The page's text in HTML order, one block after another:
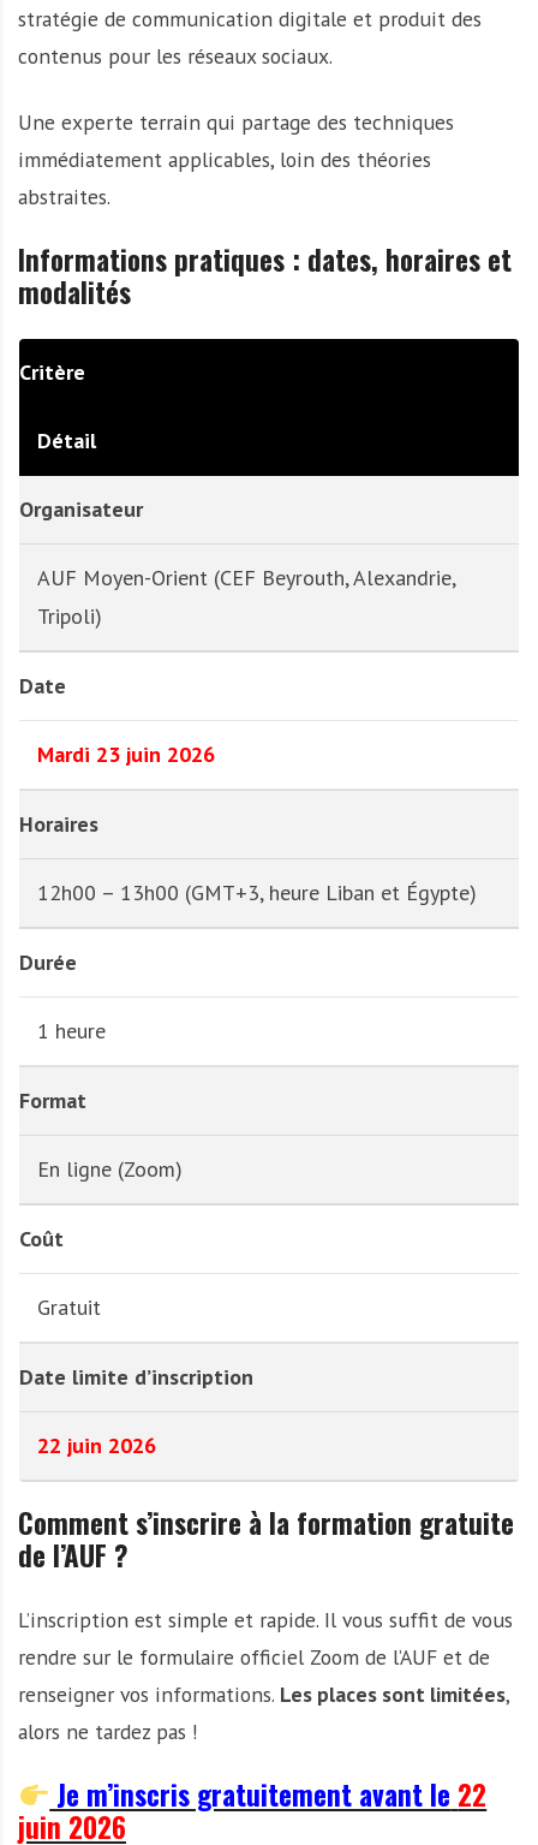
stratégie de communication digitale et produit des
contenus pour les réseaux sociaux.
Une experte terrain qui partage des techniques
immédiatement applicables, loin des théories
abstraites.
Informations pratiques : dates, horaires et
modalités
Critère
Détail
Organisateur
AUF Moyen-Orient (CEF Beyrouth, Alexandrie,
Tripoli)
Date
Mardi 23 juin 2026
Horaires
12h00 – 13h00 (GMT+3, heure Liban et Égypte)
Durée
1 heure
Format
En ligne (Zoom)
Coût
Gratuit
Date limite d’inscription
22 juin 2026
Comment s’inscrire à la formation gratuite
de l’AUF ?
L’inscription est simple et rapide. Il vous suffit de vous
rendre sur le formulaire officiel Zoom de l’AUF et de
renseigner vos informations. Les places sont limitées,
alors ne tardez pas !
Je m’inscris gratuitement avant le 22
juin 2026